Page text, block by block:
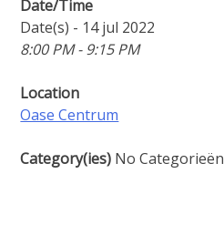
Date/Time
Date(s) - 14 jul 2022
8:00 PM - 9:15 PM
Location
Oase Centrum
Category(ies) No Categorieën